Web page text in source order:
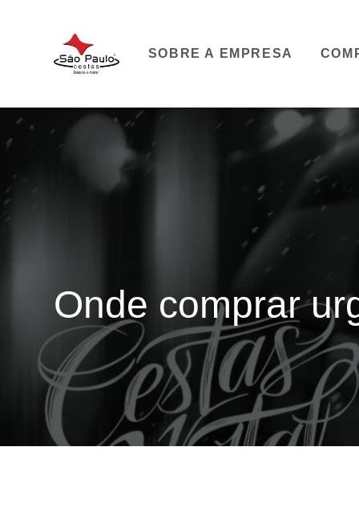
SOBRE A EMPRESA
Onde comprar